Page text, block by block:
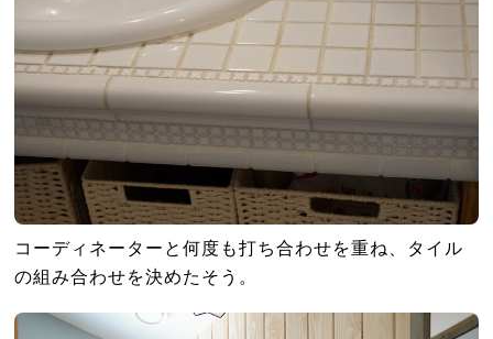
コーディネーターと何度も打ち合わせを重ね、タイル
の組み合わせを決めたそう。